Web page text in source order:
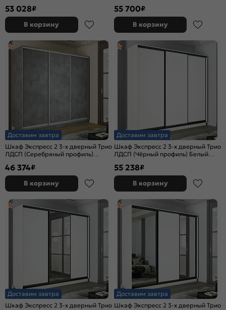
53 028₽
В корзину
55 700₽
В корзину
Доставим завтра
Шкаф Экспресс 2 3-х дверный Трио
ЛДСП (Серебряный профиль)
46 374₽
В корзину
Доставим завтра
Шкаф Экспресс 2 3-х дверный Трио
ЛДСП (Чёрный профиль) Белый
55 238₽
В корзину
Доставим завтра
Шкаф Экспресс 2 3-х дверный Трио
Доставим завтра
Шкаф Экспресс 2 3-х дверный Трио